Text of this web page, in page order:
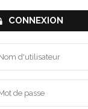
CONNEXION